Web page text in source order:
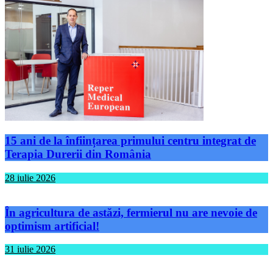
15 ani de la înființarea primului centru integrat de
Terapia Durerii din România
28 iulie 2026
În agricultura de astăzi, fermierul nu are nevoie de
optimism artificial!
31 iulie 2026